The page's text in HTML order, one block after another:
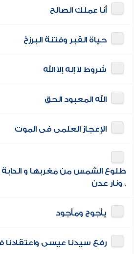
أنا عملك الصالح
حياة القبر وفتنة البرزخ
شروط لا إله إلا الله
الله المعبود الحق
الإعجاز العلمى فى الموت
طلوع الشمس من مغربها و الدابة
، ونار عدن
يأجوج ومأجود
رفع سيدنا عيسى واعتقادنا